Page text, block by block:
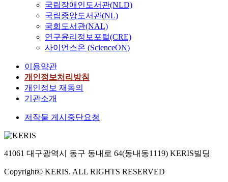
국립장애인도서관(NLD)
국립중앙도서관(NL)
국회도서관(NAL)
연구윤리정보포털(CRE)
사이언스온 (ScienceON)
이용약관
개인정보처리방침
개인정보 재동의
기관소개
저작물 게시중단요청
41061 대구광역시 동구 동내로 64(동내동1119) KERIS빌딩
Copyright© KERIS. ALL RIGHTS RESERVED